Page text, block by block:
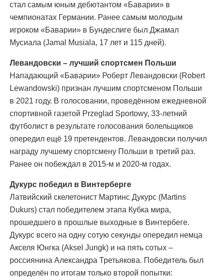
стал самым юным дебютантом «Баварии» в
чемпионатах Германии. Ранее самым молодым
игроком «Баварии» в Бундеслиге был Джамал
Мусиала (Jamal Musiala, 17 лет и 115 дней).
Левандовски – лучший спортсмен Польши
Нападающий «Баварии» Роберт Левандовски (Robert
Lewandowski) признан лучшим спортсменом Польши
в 2021 году. В голосовании, проведённом ежедневной
спортивной газетой Przeglad Sportowy, 33-летний
футболист в результате голосования болельщиков
опередил ещё 19 претендентов. Левандовски получил
награду лучшему спортсмену Польши в третий раз.
Ранее он побеждал в 2015-м и 2020-м годах.
Дукурс победил в Винтерберге
Латвийский скелетонист Мартинс Дукурс (Martins
Dukurs) стал победителем этапа Кубка мира,
прошедшего в прошлые выходные в Винтербеге.
Дукурс всего на одну сотую секунды опередил немца
Акселя Юнгка (Aksel Jungk) и на пять сотых –
россиянина Александра Третьякова. Победитель был
определён по итогам только второй попытки: